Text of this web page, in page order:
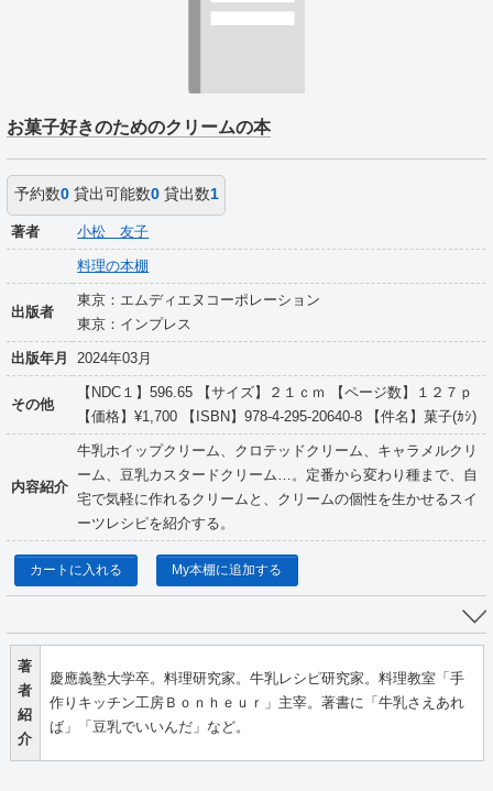
お菓子好きのためのクリームの本
予約数0貸出可能数0貸出数1
著者 小松 友子
料理の本棚
出版者
東京：エムディエヌコーポレーション
東京：インプレス
出版年月 2024年03月
その他
【NDC１】596.65 【サイズ】２１ｃｍ 【ページ数】１２７ｐ
【価格】¥1,700 【ISBN】978-4-295-20640-8 【件名】菓子(ｶｼ)
内容紹介
牛乳ホイップクリーム、クロテッドクリーム、キャラメルクリ
ーム、豆乳カスタードクリーム…。定番から変わり種まで、自
宅で気軽に作れるクリームと、クリームの個性を生かせるスイ
ーツレシピを紹介する。
カートに入れる My本棚に追加する
著
者
紹
介
慶應義塾大学卒。料理研究家。牛乳レシピ研究家。料理教室「手
作りキッチン工房Ｂｏｎｈｅｕｒ」主宰。著書に「牛乳さえあれ
ば」「豆乳でいいんだ」など。